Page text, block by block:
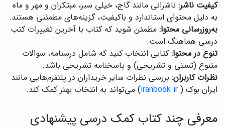
کیفیت ناشر: ناشرانی مانند گاج، خیلی سبز، مبتکران و مهر و ماه
به دلیل محتوای استاندارد و باکیفیت، گزینه‌های مطمئنی هستند.
به‌روزرسانی محتوا: مطمئن شوید که کتاب با آخرین تغییرات کتب
درسی هماهنگ است.
تنوع در محتوا: کتابی انتخاب کنید که شامل درسنامه، سوالات
متنوع (تستی و تشریحی) و پاسخنامه تشریحی باشد.
نظرات کاربران: بررسی نظرات سایر خریداران در پلتفرم‌هایی مانند
ایران بوک ( iranbook.ir) می‌تواند به انتخاب بهتر کمک کند.
معرفی چند کتاب کمک درسی پیشنهادی